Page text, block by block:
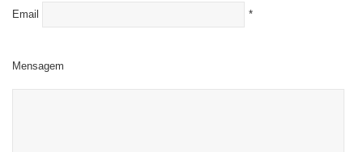
Email *
Mensagem